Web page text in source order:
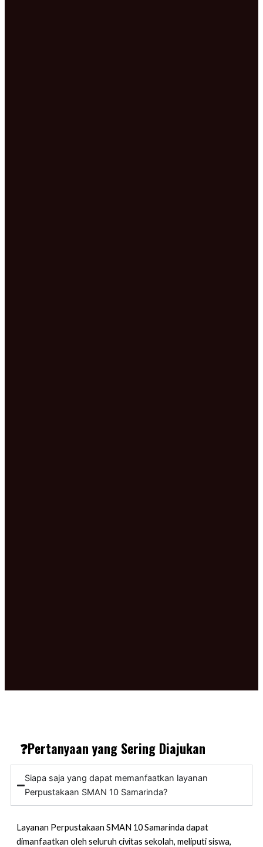
❓Pertanyaan yang Sering Diajukan
Siapa saja yang dapat memanfaatkan layanan
Perpustakaan SMAN 10 Samarinda?
Layanan Perpustakaan SMAN 10 Samarinda dapat
dimanfaatkan oleh seluruh civitas sekolah, meliputi siswa,